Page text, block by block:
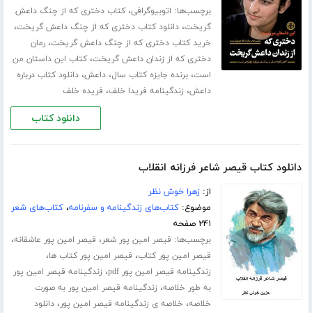
برچسب‌ها: اتوبیوگرافی،کتاب دختری که از چنگ داعش
گریخت،دانلود کتاب دختری که از چنگ داعش گریخت،
خرید کتاب دختری که از چنگ داعش گریخت،رمان
دختری که از زندان داعش گریخت،کتاب این داستان من
است،برنده جایزه کتاب سال،داعش،دانلود کتاب درباره
داعش، زندگینامه فریدا خلف، فریده خلف
دانلود کتاب
دانلود کتاب قیصر شاعر فرزانه انقلاب
از:زهرا خوش نظر
موضوع:کتاب‌های زندگینامه و سفرنامه،کتاب‌های شعر
۲۴۱ صفحه
برچسب‌ها: قیصر امین پور شعر، قیصر امین پور عاشقانه،
قیصر امین پور کتاب، قیصر امین پور کتاب ها،
زندگینامه قیصر امین پور pdf ، زندگینامه قیصر امین پور
به طور خلاصه، زندگینامه قیصر امین پور به صورت
خلاصه، خلاصه ی زندگینامه قیصر امین پور،دانلود